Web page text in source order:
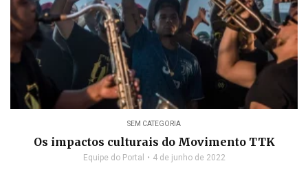
SEM CATEGORIA
Os impactos culturais do Movimento TTK
Equipe do Portal 4 de junho de 2022